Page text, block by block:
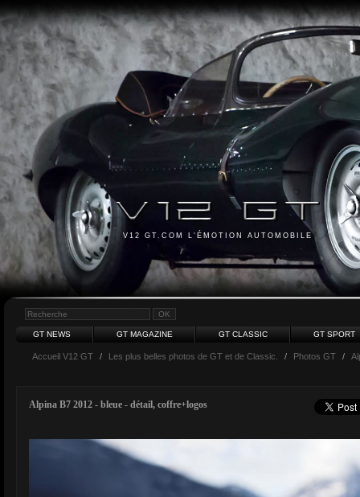
V12 GT.COM L'ÉMOTION AUTOMOBILE
GT NEWS GT MAGAZINE GT CLASSIC GT SPORT
Accueil V12 GT / Les plus belles photos de GT et de Classic. / Photos GT /
Alpina B7 2012 - bleue - détail, coffre+logos